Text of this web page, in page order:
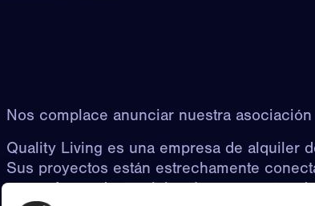
Nos complace anunciar nuestra
Quality Living es una empresa de alquiler
Sus proyectos están estrechamente
otras ofertas de servicios. Los proyectos